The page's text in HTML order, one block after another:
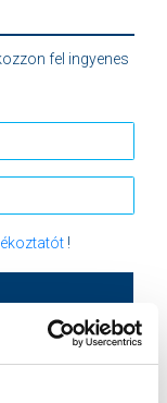
fel ingyenes
!